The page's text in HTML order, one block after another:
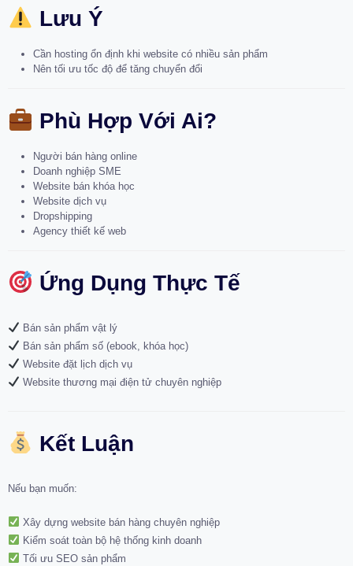
Lưu Ý
Cần hosting ổn định khi website có nhiều sản phẩm
Nên tối ưu tốc độ để tăng chuyển đổi
Phù Hợp Với Ai?
Người bán hàng online
Doanh nghiệp SME
Website bán khóa học
Website dịch vụ
Dropshipping
Agency thiết kế web
Ứng Dụng Thực Tế
Bán sản phẩm vật lý
Bán sản phẩm số (ebook, khóa học)
Website đặt lịch dịch vụ
Website thương mại điện tử chuyên nghiệp
Kết Luận
Nếu bạn muốn:
Xây dựng website bán hàng chuyên nghiệp
Kiểm soát toàn bộ hệ thống kinh doanh
Tối ưu SEO sản phẩm